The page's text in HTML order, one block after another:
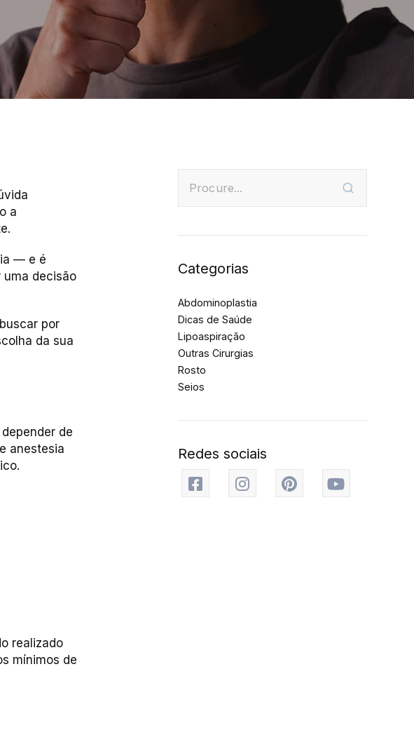
a
— e é
uma decisão
por
da sua
de
anestesia
realizado
mínimos de
Categorias
Abdominoplastia
Dicas de Saúde
Lipoaspiração
Outras Cirurgias
Rosto
Seios
Redes sociais